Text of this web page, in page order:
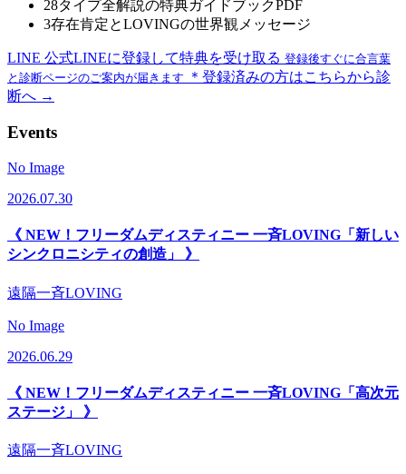
28タイプ全解説の特典ガイドブックPDF
3存在肯定とLOVINGの世界観メッセージ
LINE 公式LINEに登録して特典を受け取る 登録後すぐに合言葉
と診断ページのご案内が届きます
＊登録済みの方はこちらから診
断へ →
Events
No Image
2026.07.30
《 NEW！フリーダムディスティニー 一斉LOVING「新しい
シンクロニシティの創造」 》
遠隔一斉LOVING
No Image
2026.06.29
《 NEW！フリーダムディスティニー 一斉LOVING「高次元
ステージ」 》
遠隔一斉LOVING